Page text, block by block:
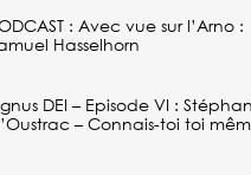
: Avec vue sur l’Arno :
Hasselhorn
DEI – Episode VI :
– Connais-toi toi